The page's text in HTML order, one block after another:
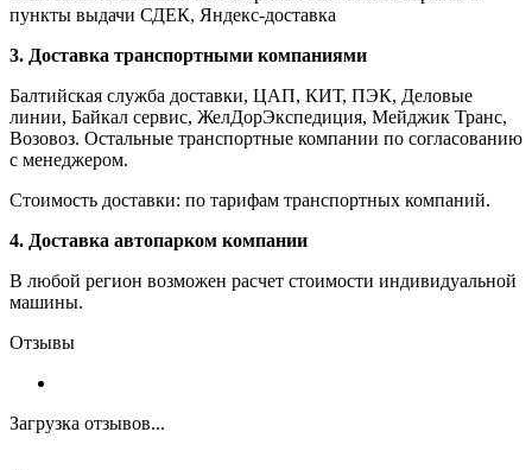
пункты выдачи СДЕК, Яндекс-доставка
3. Доставка транспортными компаниями
Балтийская служба доставки, ЦАП, КИТ, ПЭК, Деловые
линии, Байкал сервис, ЖелДорЭкспедиция, Мейджик Транс,
Возовоз. Остальные транспортные компании по согласованию
с менеджером.
Стоимость доставки: по тарифам транспортных компаний.
4. Доставка автопарком компании
В любой регион возможен расчет стоимости индивидуальной
машины.
Отзывы
Загрузка отзывов...